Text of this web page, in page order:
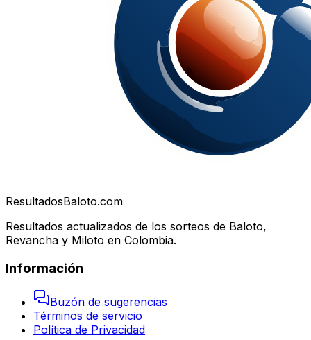
ResultadosBaloto.com
Resultados actualizados de los sorteos de Baloto,
Revancha y Miloto en Colombia.
Información
Buzón de sugerencias
Términos de servicio
Política de Privacidad